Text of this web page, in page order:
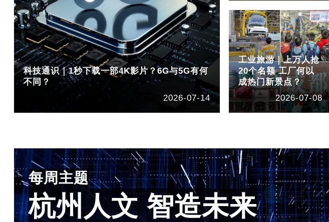
科技通识｜1秒下载一部4K影片？6G与5G有何
不同？
2026-07-14
工业旅游｜上万人抢
20个名额 工厂何以
成热门新景点？
2026-07-08
每周主题
杭州人文 智造未来